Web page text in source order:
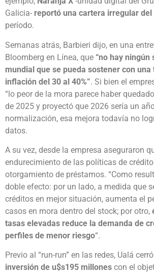
Galicia- reportó una cartera irregular del
período.
Semanas atrás, Barbieri dijo, en una
Bloomberg en Línea, que “no hay
mundial que se pueda sostener con
inflación del 30 al 40%”. Si bien el
“lo peor de la mora parece haber
de 2025 y proyectó que 2026 sería un
normalización, esa mejora todavía no
datos.
A su vez, desde la empresa aseguraron
endurecimiento de las políticas de
otorgamiento de préstamos. “Como
doble efecto: por un lado, a medida que
créditos en mejor situación, aumenta el
casos en mora dentro del stock; por otro,
tasas elevadas reduce la demanda de
perfiles de menor riesgo“.
Previo al “run-run” en las redes, Ualá
inversión de u$s195 millones con el